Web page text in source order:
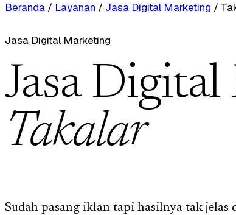
Beranda / Layanan / Jasa Digital Marketing /
Jasa Digital Marketing
Jasa
Takalar
Sudah pasang iklan tapi hasilnya tak jelas